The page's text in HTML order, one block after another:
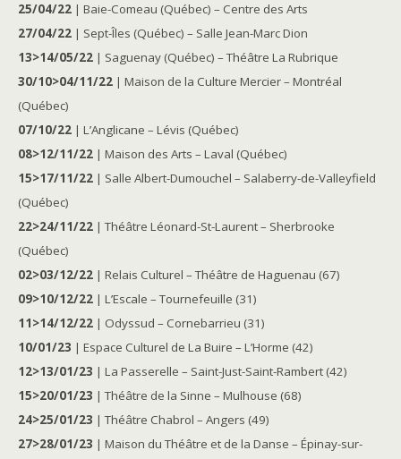
25/04/22 | Baie-Comeau (Québec) – Centre des Arts
27/04/22 | Sept-Îles (Québec) – Salle Jean-Marc Dion
13>14/05/22 | Saguenay (Québec) – Théâtre La Rubrique
30/10>04/11/22 | Maison de la Culture Mercier – Montréal
(Québec)
07/10/22 | L’Anglicane – Lévis (Québec)
08>12/11/22 | Maison des Arts – Laval (Québec)
15>17/11/22 | Salle Albert-Dumouchel – Salaberry-de-Valleyfield
(Québec)
22>24/11/22 | Théâtre Léonard-St-Laurent – Sherbrooke
(Québec)
02>03/12/22 | Relais Culturel – Théâtre de Haguenau (67)
09>10/12/22 | L’Escale – Tournefeuille (31)
11>14/12/22 | Odyssud – Cornebarrieu (31)
10/01/23 | Espace Culturel de La Buire – L’Horme (42)
12>13/01/23 | La Passerelle – Saint-Just-Saint-Rambert (42)
15>20/01/23 | Théâtre de la Sinne – Mulhouse (68)
24>25/01/23 | Théâtre Chabrol – Angers (49)
27>28/01/23 | Maison du Théâtre et de la Danse – Épinay-sur-